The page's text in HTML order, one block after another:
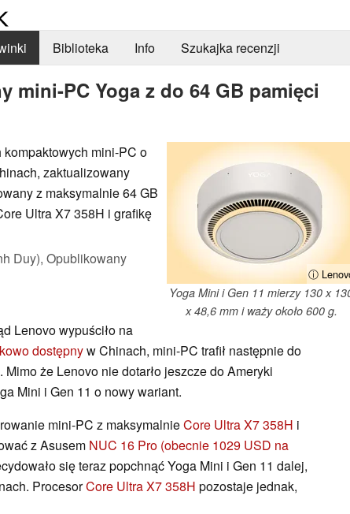
Biblioteka Info Szukajka recenzji
mini-PC Yoga z do 64 GB pamięci
ⓘ
Yoga Mini i Gen 11 mierzy 130 x
x 48,6 mm i waży około 600 g.
mini-PC o
zaktualizowany
z maksymalnie 64 GB
Ultra X7 358H i grafikę
Duy), Opublikowany
Lenovo wypuściło na
dostępnyw Chinach, mini-PC trafił następnie do
. Mimo że Lenovo nie dotarło jeszcze do Ameryki
Mini i Gen 11 o nowy wariant.
mini-PC z maksymalnieCore Ultra X7 358H i
z Asusem NUC 16 Pro (obecnie 1029 USD na
się teraz popchnąć Yoga Mini i Gen 11 dalej,
ProcesorCore Ultra X7 358H pozostaje jednak,